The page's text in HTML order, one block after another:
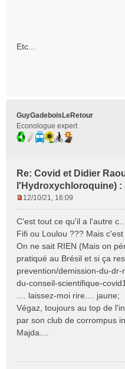
Etc...
GuyGadeboisLeRetour
Econologue expert
Re: Covid et Didier
l'Hydroxychloroquine)
s
s
a
g
e
n
l
u
12/10/21, 16:09
C'est tout ce qu'il a l'autre
Fifi ou Loulou ??? Mais
On ne sait RIEN (Mais on
pratiqué au Brésil et si ça
prevention/demission-du-
du-conseil-scientifique-
.... laissez-moi rire.... jaune;
Végaz, toujours au top de
par son club de corrompus
Majda....